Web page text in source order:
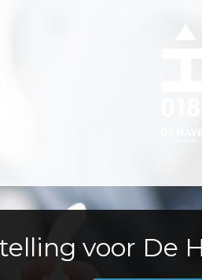
voor De